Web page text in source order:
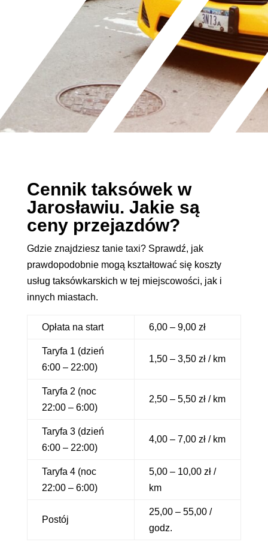
Cennik taksówek w
Jarosławiu. Jakie są
ceny przejazdów?
Gdzie znajdziesz tanie taxi? Sprawdź, jak
prawdopodobnie mogą kształtować się koszty
usług taksówkarskich w tej miejscowości, jak i
innych miastach.
Opłata na start 6,00 – 9,00 zł
Taryfa 1 (dzień
6:00 – 22:00)
1,50 – 3,50 zł / km
Taryfa 2 (noc
22:00 – 6:00)
2,50 – 5,50 zł / km
Taryfa 3 (dzień
6:00 – 22:00)
4,00 – 7,00 zł / km
Taryfa 4 (noc
22:00 – 6:00)
5,00 – 10,00 zł /
km
Postój
25,00 – 55,00 /
godz.